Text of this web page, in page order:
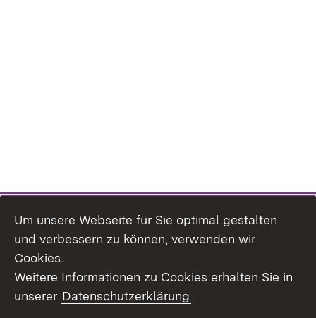
Um unsere Webseite für Sie optimal gestalten
und verbessern zu können, verwenden wir
Cookies.
Weitere Informationen zu Cookies erhalten Sie in
unserer Datenschutzerklärung.